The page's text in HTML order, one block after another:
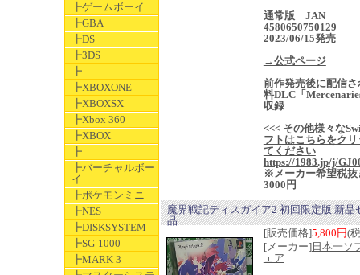
┣ゲームボーイ
┣GBA
┣DS
┣3DS
┣
┣XBOXONE
┣XBOXSX
┣Xbox 360
┣XBOX
┣
┣バーチャルボー
イ
┣ポケモンミニ
┣NES
┣DISKSYSTEM
┣SG-1000
┣MARK 3
通常版 JAN
4580650750129
2023/06/15発売
→公式ページ
前作発売後に配信さ
料DLC「
収録
<<< その他様々な
フトはこちらをク
てください
https://1983.jp/j/
※メーカー希望税抜
3000円
魔界戦記ディスガイア2 初回限定版 新品
品
[販売価格]5,800円(
[メーカー]日本一ソ
ェア